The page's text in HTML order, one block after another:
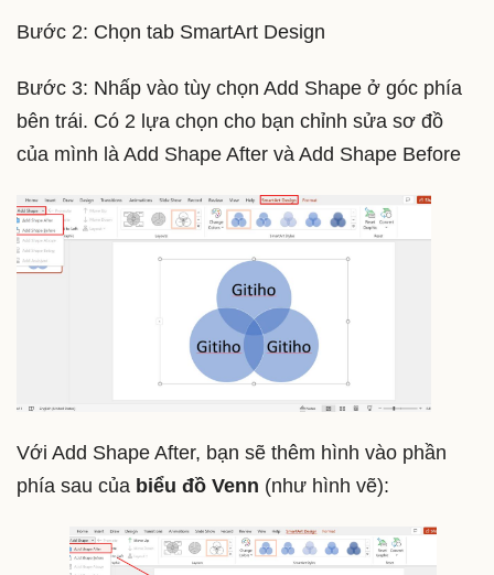
Bước 2: Chọn tab SmartArt Design
Bước 3: Nhấp vào tùy chọn Add Shape ở góc phía
bên trái. Có 2 lựa chọn cho bạn chỉnh sửa sơ đồ
của mình là Add Shape After và Add Shape Before
Với Add Shape After, bạn sẽ thêm hình vào phần
phía sau của biểu đồ Venn (như hình vẽ):